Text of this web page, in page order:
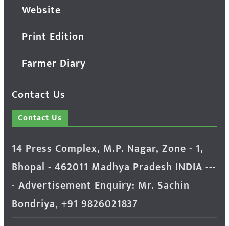
Website
Print Edition
Farmer Diary
Contact Us
Contact Us
14 Press Complex, M.P. Nagar, Zone - 1,
Bhopal - 462011 Madhya Pradesh INDIA ---
- Advertisement Enquiry: Mr. Sachin
Bondriya, +91 9826021837